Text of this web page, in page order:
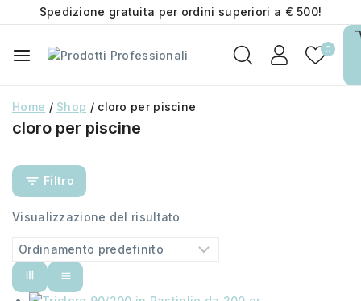
Spedizione gratuita per ordini superiori a € 500!
0
Home / Shop / cloro per piscine
cloro per piscine
Filtro
Visualizzazione del risultato